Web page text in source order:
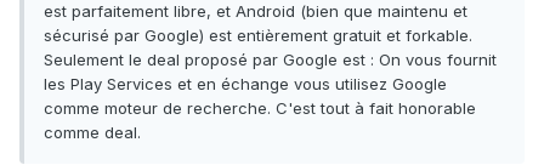
est parfaitement libre, et Android (bien que maintenu et
sécurisé par Google) est entièrement gratuit et forkable.
Seulement le deal proposé par Google est : On vous fournit
les Play Services et en échange vous utilisez Google
comme moteur de recherche. C'est tout à fait honorable
comme deal.